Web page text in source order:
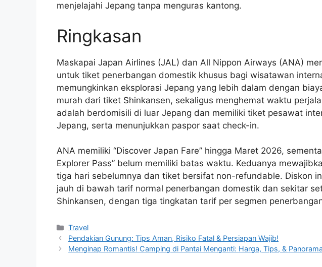
menjelajahi Jepang tanpa menguras kantong.
Ringkasan
Maskapai Japan Airlines (JAL) dan All Nippon Airways (ANA)
untuk tiket penerbangan domestik khusus bagi wisatawan
memungkinkan eksplorasi Jepang yang lebih dalam dengan
murah dari tiket Shinkansen, sekaligus menghemat waktu
adalah berdomisili di luar Jepang dan memiliki tiket pesawat
Jepang, serta menunjukkan paspor saat check-in.
ANA memiliki “Discover Japan Fare” hingga Maret 2026,
Explorer Pass” belum memiliki batas waktu. Keduanya
tiga hari sebelumnya dan tiket bersifat non-refundable. Diskon
jauh di bawah tarif normal penerbangan domestik dan sekitar
Shinkansen, dengan tiga tingkatan tarif per segmen
Categories
Travel
Pendakian Gunung: Tips Aman, Risiko Fatal & Persiapan Wajib!
Menginap Romantis! Camping di Pantai Menganti: Harga, Tips, & Panorama